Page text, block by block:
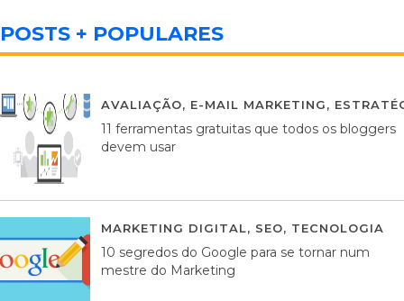
POSTS + POPULARES
AVALIAÇÃO, E-MAIL MARKETING,
11 ferramentas gratuitas que todos os bloggers
devem usar
MARKETING DIGITAL, SEO, TECNOLOGIA
10 segredos do Google para se tornar num
mestre do Marketing